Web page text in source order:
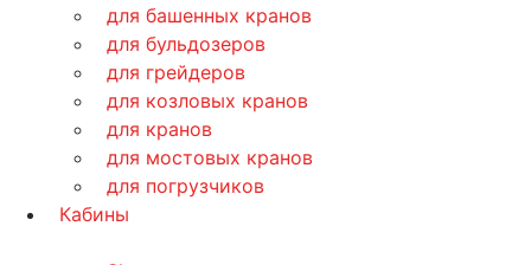
для башенных кранов
для бульдозеров
для грейдеров
для козловых кранов
для кранов
для мостовых кранов
для погрузчиков
Кабины